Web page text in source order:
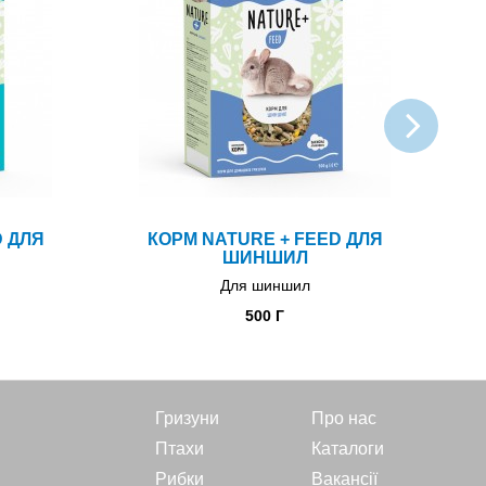
ДЛЯ
КОРМ NATURE + FEED ДЛЯ
ШИНШИЛ
Для шиншил
500 Г
Гризуни
Птахи
Рибки
Про нас
Каталоги
Вакансії